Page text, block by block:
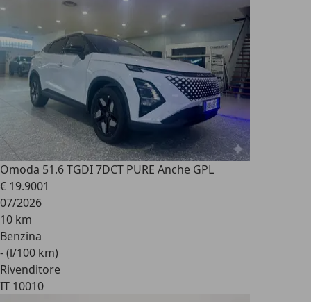
Omoda 51.6 TGDI 7DCT PURE Anche GPL
€ 19.9001
07/2026
10 km
Benzina
- (l/100 km)
Rivenditore
IT 10010